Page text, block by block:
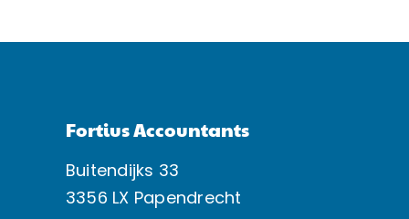
Fortius Accountants
Buitendijks 33
3356 LX Papendrecht